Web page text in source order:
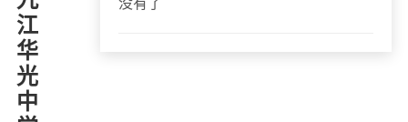
江
华
光
中
没有了